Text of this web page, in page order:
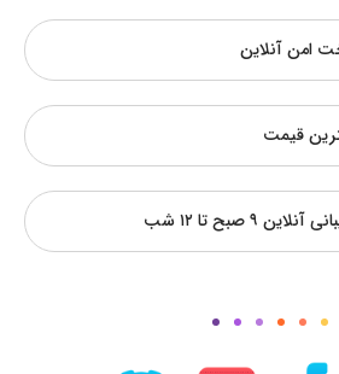
امن آنلاین
قیمت
۹ صبح تا ۱۲ شب